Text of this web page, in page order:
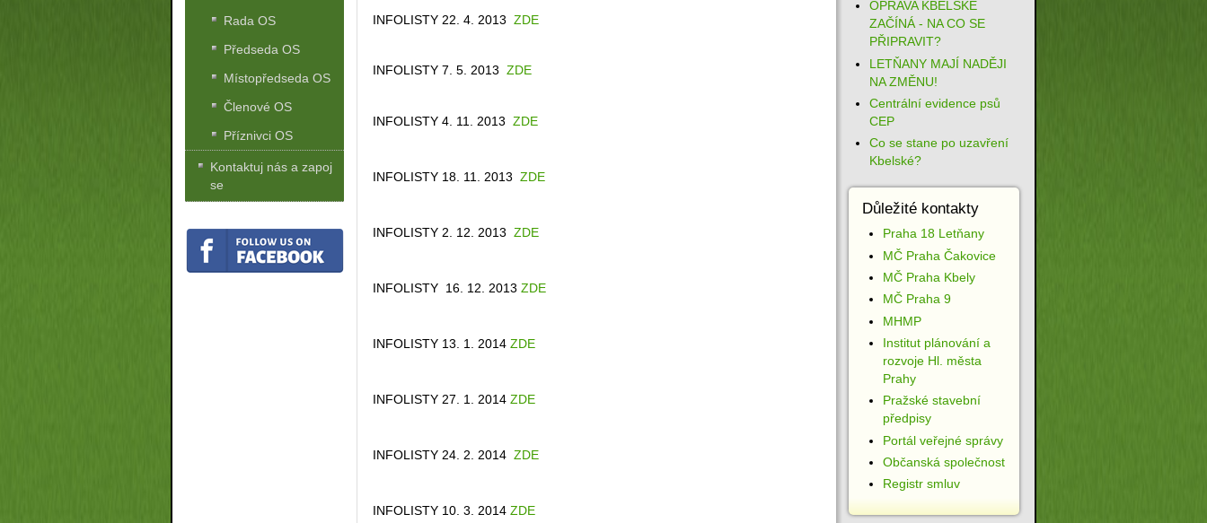
INFOLISTY 22. 4. 2013ZDE
INFOLISTY 7. 5. 2013ZDE
INFOLISTY 4. 11. 2013ZDE
INFOLISTY 18. 11. 2013ZDE
INFOLISTY 2. 12. 2013ZDE
INFOLISTY 16. 12. 2013ZDE
INFOLISTY 13. 1. 2014ZDE
INFOLISTY 27. 1. 2014ZDE
INFOLISTY 24. 2. 2014ZDE
INFOLISTY 10. 3. 2014ZDE
Rada OS
Předseda OS
Místopředseda OS
Členové OS
Příznivci OS
Kontaktuj nás a zapoj
se
OPRAVA KBELSKÉ
ZAČÍNÁ - NA CO SE
PŘIPRAVIT?
LETŇANY MAJÍ NADĚJI
NA ZMĚNU!
Centrální evidence psů
CEP
Co se stane po uzavření
Kbelské?
Důležité kontakty
Praha 18 Letňany
MČ Praha Čakovice
MČ Praha Kbely
MČ Praha 9
MHMP
Institut plánování a
rozvoje Hl. města
Prahy
Pražské stavební
předpisy
Portál veřejné správy
Občanská společnost
Registr smluv